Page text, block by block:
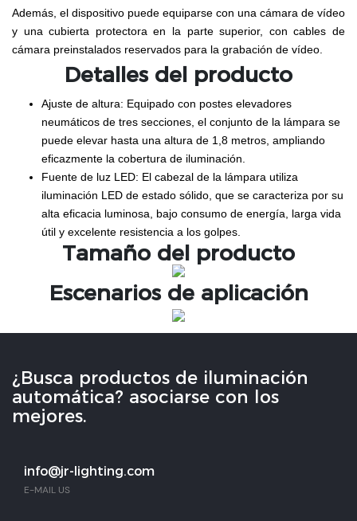
Además, el dispositivo puede equiparse con una cámara de vídeo
y una cubierta protectora en la parte superior, con cables de
cámara preinstalados reservados para la grabación de vídeo.
Detalles del producto
Ajuste de altura: Equipado con postes elevadores
neumáticos de tres secciones, el conjunto de la lámpara se
puede elevar hasta una altura de 1,8 metros, ampliando
eficazmente la cobertura de iluminación.
Fuente de luz LED: El cabezal de la lámpara utiliza
iluminación LED de estado sólido, que se caracteriza por su
alta eficacia luminosa, bajo consumo de energía, larga vida
útil y excelente resistencia a los golpes.
Tamaño del producto
Escenarios de aplicación
¿Busca productos de iluminación
automática? asociarse con los
mejores.
info@jr-lighting.com
E-MAIL US